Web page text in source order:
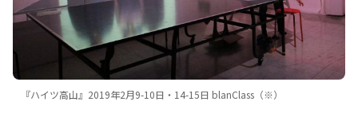
『ハイツ高山』2019年2月9-10日・14-15日 blanClass（※）